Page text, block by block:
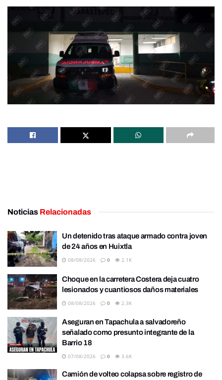
Noticias Relacionadas
Un detenido tras ataque armado contra joven
de 24 años en Huixtla
08/08/2026 0 2.1K
Choque en la carretera Costera deja cuatro
lesionados y cuantiosos daños materiales
08/08/2026 0 2.3K
Aseguran en Tapachula a salvadoreño
señalado como presunto integrante de la
Barrio 18
07/08/2026 0 3.6K
Camión de volteo colapsa sobre registro de